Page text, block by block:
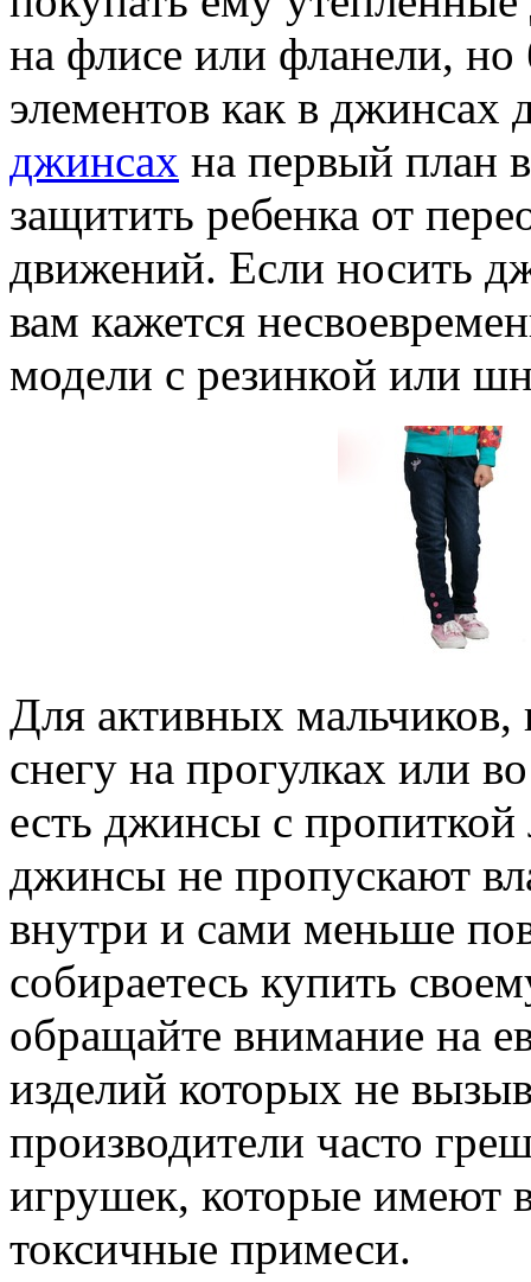
на флисе или фланели, но
элементов как в
джинсах на первый план
защитить ребенка от
движений. Если носить
вам кажется
модели с резинкой или
Для активных мальчиков,
снегу на прогулках или
есть джинсы с пропиткой
джинсы не пропускают
внутри и сами меньше
собираетесь купить
обращайте внимание на
изделий которых не
производители часто
игрушек, которые имеют
токсичные примеси.